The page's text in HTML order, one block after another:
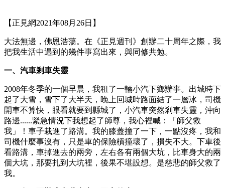
【正見網2021年08月26日】
大法無邊，佛恩浩蕩。在《正見週刊》創辦二十周年之際，我
把我生活中遇到的幾件事寫出來，與同修共勉。
一、汽車剎車失靈
2008年冬季的一個早晨，我租了一輛小汽下鄉辦事。出城時下
起了大雪，雪下了大半天，晚上回城時路面結了一層冰，司機
開車不算快，眼看就要到縣城了，小汽車突然剎車失靈，沖向
路邊......緊急情況下我想起了師尊，我心裡喊：「師父救
我」！車子栽進了路溝。我的膝蓋撞了一下，一點沒疼，我和
司機什麼事沒有，只是車的保險槓撞壞了，損失不大。下車後
看路溝，車掉進去的兩旁，左右各有兩個大坑，比車身大的兩
個大坑，那要扎到大坑裡，後果不堪設想。是慈悲的師父救了
我。